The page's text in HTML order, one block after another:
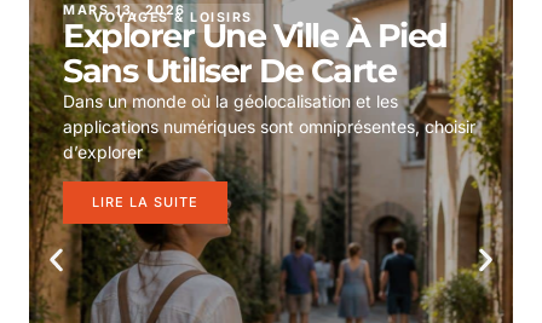
VOYAGES & LOISIRS
MARS 13, 2026
Explorer Une Ville À Pied
Sans Utiliser De Carte
Dans un monde où la géolocalisation et les
applications numériques sont omniprésentes, choisir
d’explorer
LIRE LA SUITE